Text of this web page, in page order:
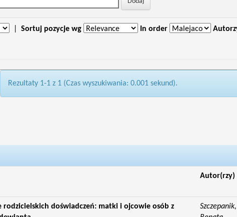
Sortuj pozycje wg In order
Rezultaty 1-1 z 1 (Czas wyszukiwania: 0.001 sekund).
Autor(rzy)
rodzicielskich doświadczeń: matki i ojcowie osób z
Szczepanik,